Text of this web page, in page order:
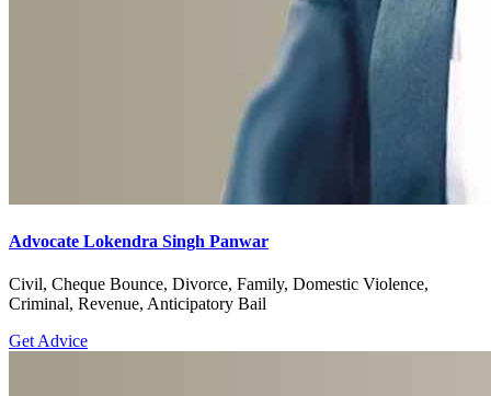
Advocate Lokendra Singh Panwar
Civil, Cheque Bounce, Divorce, Family, Domestic Violence,
Criminal, Revenue, Anticipatory Bail
Get Advice